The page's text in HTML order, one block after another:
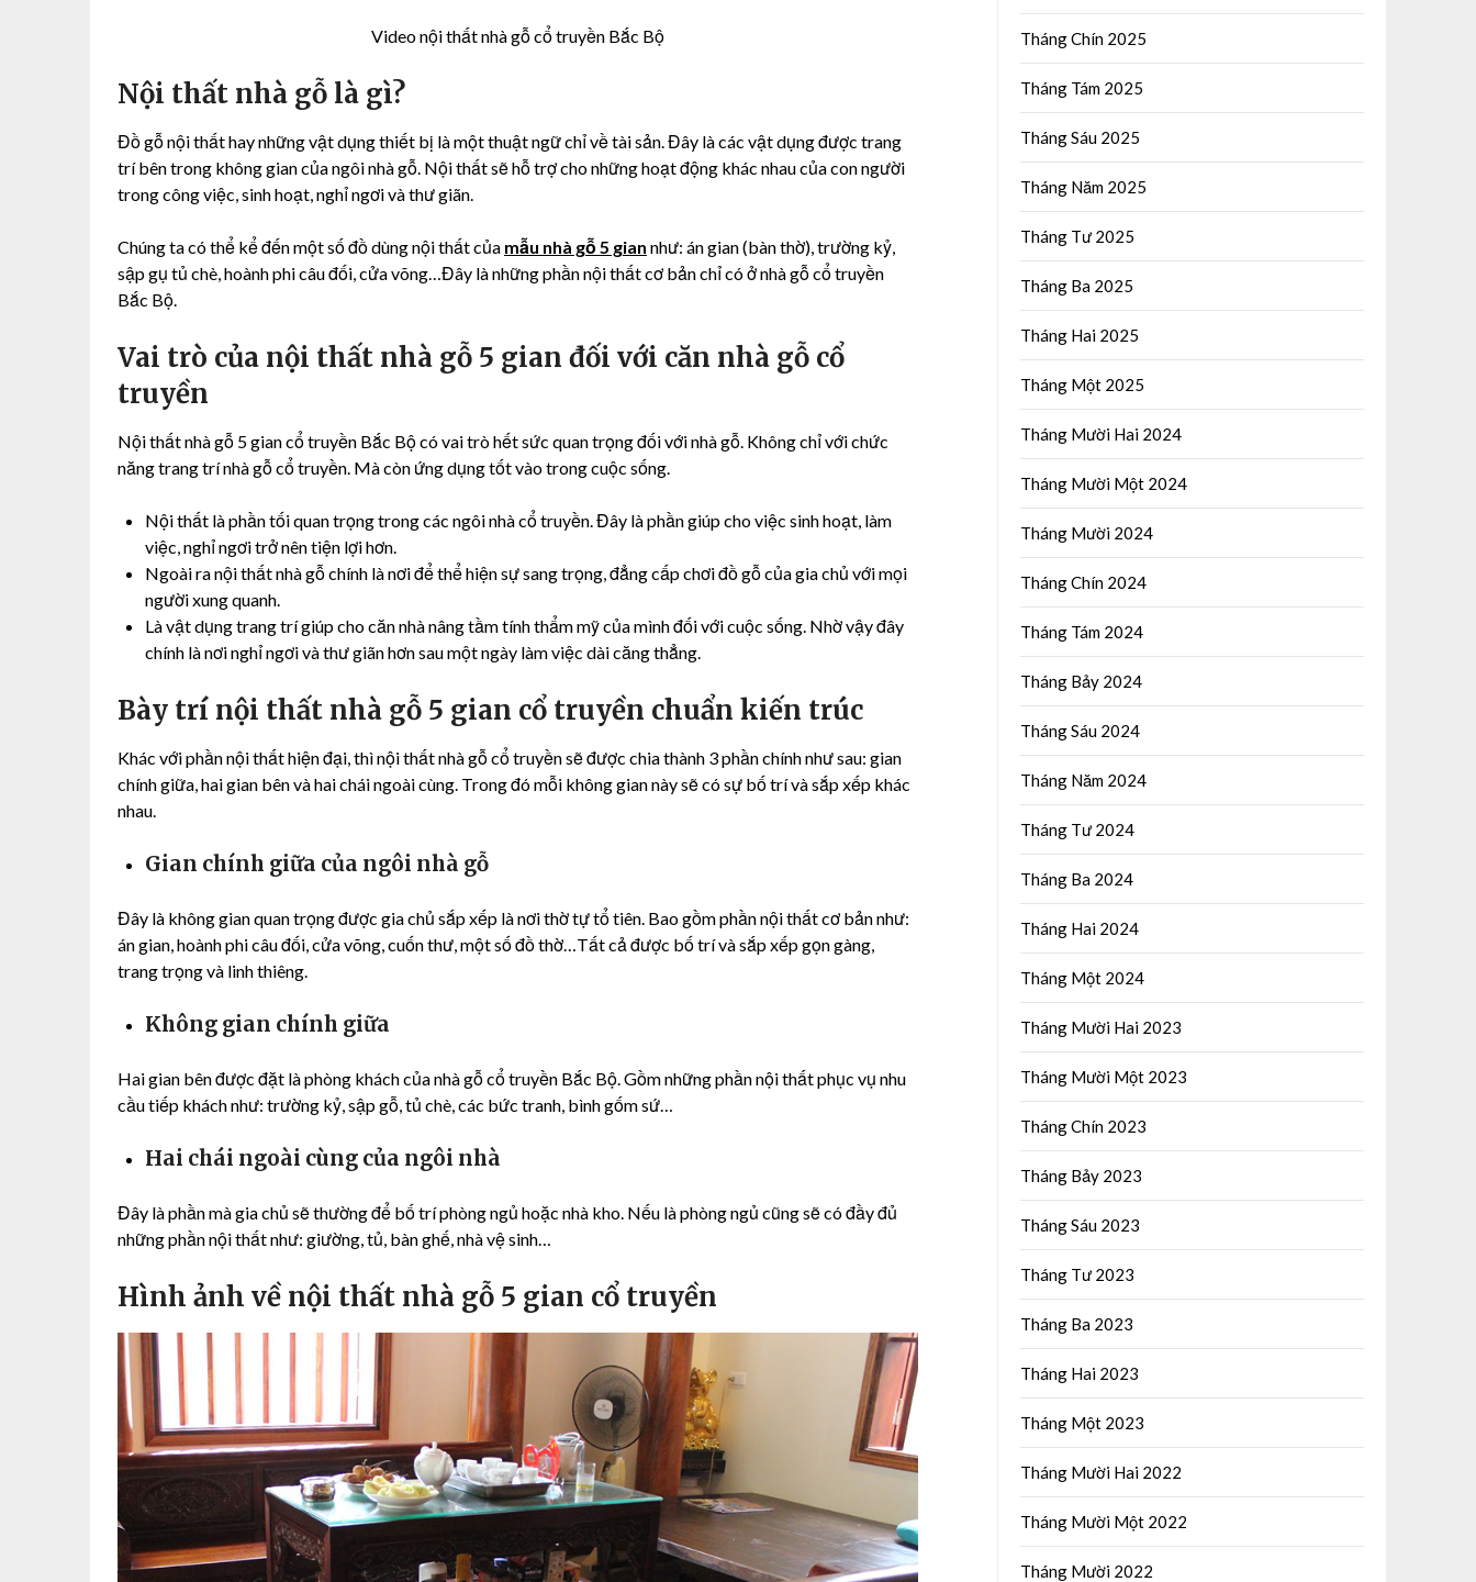
Video nội thất nhà gỗ cổ truyền Bắc Bộ
Nội thất nhà gỗ là gì?
Đồ gỗ nội thất hay những vật dụng thiết bị là một thuật ngữ chỉ về tài sản. Đây là các vật dụng được trang
trí bên trong không gian của ngôi nhà gỗ. Nội thất sẽ hỗ trợ cho những hoạt động khác nhau của con người
trong công việc, sinh hoạt, nghỉ ngơi và thư giãn.
Chúng ta có thể kể đến một số đồ dùng nội thất của mẫu nhà gỗ 5 gian như: án gian (bàn thờ), trường kỷ,
sập gụ tủ chè, hoành phi câu đối, cửa võng…Đây là những phần nội thất cơ bản chỉ có ở nhà gỗ cổ truyền
Bắc Bộ.
Vai trò của nội thất nhà gỗ 5 gian đối với căn nhà gỗ cổ
truyền
Nội thất nhà gỗ 5 gian cổ truyền Bắc Bộ có vai trò hết sức quan trọng đối với nhà gỗ. Không chỉ với chức
năng trang trí nhà gỗ cổ truyền. Mà còn ứng dụng tốt vào trong cuộc sống.
Nội thất là phần tối quan trọng trong các ngôi nhà cổ truyền. Đây là phần giúp cho việc sinh hoạt, làm
việc, nghỉ ngơi trở nên tiện lợi hơn.
Ngoài ra nội thất nhà gỗ chính là nơi để thể hiện sự sang trọng, đẳng cấp chơi đồ gỗ của gia chủ với mọi
người xung quanh.
Là vật dụng trang trí giúp cho căn nhà nâng tầm tính thẩm mỹ của mình đối với cuộc sống. Nhờ vậy đây
chính là nơi nghỉ ngơi và thư giãn hơn sau một ngày làm việc dài căng thẳng.
Bày trí nội thất nhà gỗ 5 gian cổ truyền chuẩn kiến trúc
Khác với phần nội thất hiện đại, thì nội thất nhà gỗ cổ truyền sẽ được chia thành 3 phần chính như sau: gian
chính giữa, hai gian bên và hai chái ngoài cùng. Trong đó mỗi không gian này sẽ có sự bố trí và sắp xếp khác
nhau.
Gian chính giữa của ngôi nhà gỗ
Đây là không gian quan trọng được gia chủ sắp xếp là nơi thờ tự tổ tiên. Bao gồm phần nội thất cơ bản như:
án gian, hoành phi câu đối, cửa võng, cuốn thư, một số đồ thờ…Tất cả được bố trí và sắp xếp gọn gàng,
trang trọng và linh thiêng.
Không gian chính giữa
Hai gian bên được đặt là phòng khách của nhà gỗ cổ truyền Bắc Bộ. Gồm những phần nội thất phục vụ nhu
cầu tiếp khách như: trường kỷ, sập gỗ, tủ chè, các bức tranh, bình gốm sứ…
Hai chái ngoài cùng của ngôi nhà
Đây là phần mà gia chủ sẽ thường để bố trí phòng ngủ hoặc nhà kho. Nếu là phòng ngủ cũng sẽ có đầy đủ
những phần nội thất như: giường, tủ, bàn ghế, nhà vệ sinh…
Hình ảnh về nội thất nhà gỗ 5 gian cổ truyền
Tháng Chín 2025
Tháng Tám 2025
Tháng Sáu 2025
Tháng Năm 2025
Tháng Tư 2025
Tháng Ba 2025
Tháng Hai 2025
Tháng Một 2025
Tháng Mười Hai 2024
Tháng Mười Một 2024
Tháng Mười 2024
Tháng Chín 2024
Tháng Tám 2024
Tháng Bảy 2024
Tháng Sáu 2024
Tháng Năm 2024
Tháng Tư 2024
Tháng Ba 2024
Tháng Hai 2024
Tháng Một 2024
Tháng Mười Hai 2023
Tháng Mười Một 2023
Tháng Chín 2023
Tháng Bảy 2023
Tháng Sáu 2023
Tháng Tư 2023
Tháng Ba 2023
Tháng Hai 2023
Tháng Một 2023
Tháng Mười Hai 2022
Tháng Mười Một 2022
Tháng Mười 2022